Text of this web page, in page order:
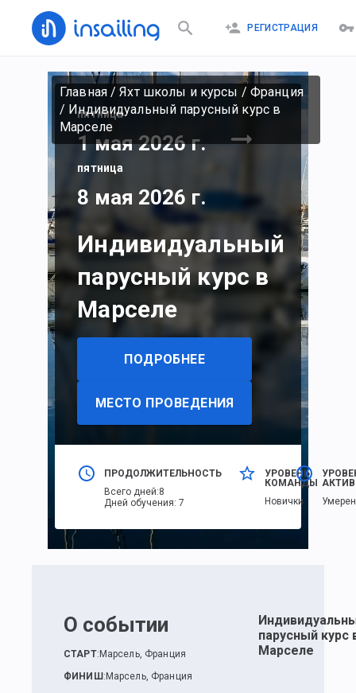
РЕГИСТРАЦИЯ
Главная/Яхт школы и курсы / Франция
/ Индивидуальный парусный курс в
Марселе
пятница
1 мая 2026 г.
пятница
8 мая 2026 г.
Индивидуальный
парусный курс в
Марселе
ПОДРОБНЕЕ
МЕСТО ПРОВЕДЕНИЯ
ПРОДОЛЖИТЕЛЬНОСТЬ
Всего дней:8
Дней обучения:7
УРОВЕНЬ
КОМАНДЫ
Новички
О событии
СТАРТ: Марсель, Франция
ФИНИШ : Марсель, Франция
парусный курс
Марселе